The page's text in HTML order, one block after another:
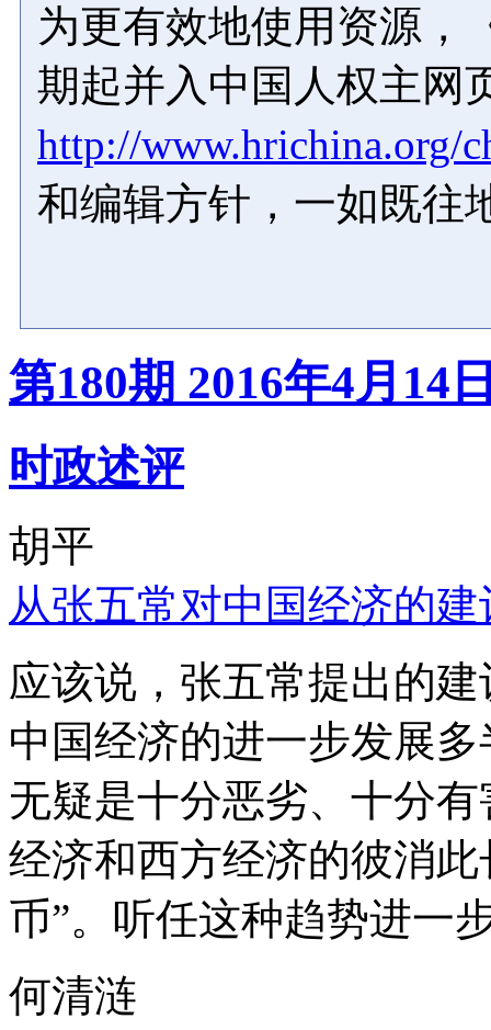
为更有效地使用资源，
期起并入中国人权主网
http://www.hrichina.org/
和编辑方针，一如既往
第180期 2016年4月14
时政述评
胡平
从张五常对中国经济的
应该说，张五常提出的
中国经济的进一步发展
无疑是十分恶劣、十分
经济和西方经济的彼消
币”。听任这种趋势进一
何清涟